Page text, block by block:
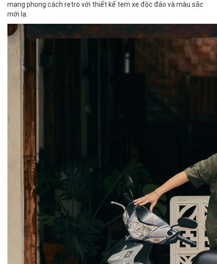
mang phong cách retro với thiết kế tem xe độc đáo và màu sắc
mới lạ.